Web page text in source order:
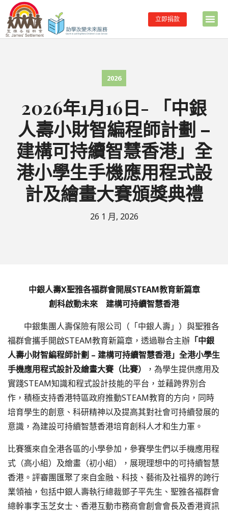
立即捐款
2026
2026年1月16日- 「中銀
人壽小財智編程師計劃 –
建構可持續智慧香港」全
港小學生手機應用程式設
計及繪畫大賽頒獎典禮
26 1 月, 2026
中銀人壽X聖雅各福群會開展STEAM教育新篇章
創科啟動未來 建構可持續智慧香港
中銀集團人壽保險有限公司（「中銀人壽」）與聖雅各
福群會攜手開啟STEAM教育新篇章，透過聯合主辦 「中銀
人壽小財智編程師計劃 – 建構可持續智慧香港」全港小學生
手機應用程式設計及繪畫大賽（比賽）
，為學生提供應用及
實踐STEAM知識和程式設計技能的平台，並藉跨界別合
作，積極支持香港特區政府推動STEAM教育的方向，同時
培育學生的創意、科研精神以及提高其對社會可持續發展的
意識，為建設可持續智慧香港培育創科人才和生力軍。
比賽獲來自全港各區的小學參加，參賽學生們以手機應用程
式（高小組）及繪畫（初小組），展現理想中的可持續智慧
香港。評審團匯聚了來自金融、科技、藝術及社福界的跨行
業領袖，包括中銀人壽執行總裁鄧子平先生、聖雅各福群會
總幹事李玉芝女士、香港互動市務商會創會會長及香港資訊